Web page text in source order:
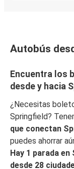
Autobús
Encuentra los
desde y hacia
¿Necesitas
Springfield?
que conectan
puedes ahorrar
Hay 1 parada
desde 28